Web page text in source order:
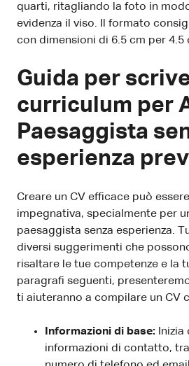
quarti, ritagliando la foto in
evidenza il viso. Il formato
con dimensioni di 6.5 cm per 4.5
Guida per
curriculum per
Paesaggista
esperienza
Creare un CV efficace può
impegnativa, specialmente per
paesaggista senza esperienza.
diversi suggerimenti che
risaltare le tue competenze e la
paragrafi seguenti,
ti aiuteranno a compilare un CV
Informazioni di base:
informazioni di contatto,